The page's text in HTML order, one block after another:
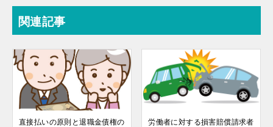
関連記事
直接払いの原則と退職金債権の
労働者に対する損害賠償請求者